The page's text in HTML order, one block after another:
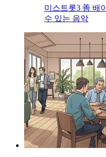
미스트롯3 善 배
수 있는 음악